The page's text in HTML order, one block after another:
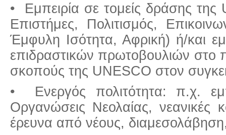
• Εμπειρία σε τομείς δράσης
Επιστήμες, Πολιτισμός,
Έμφυλη Ισότητα, Αφρική) ή/και
επιδραστικών πρωτοβουλιών στο
σκοπούς της UNESCO στον
• Ενεργός πολιτότητα: π.χ.
Οργανώσεις Νεολαίας, νεανικές
έρευνα από νέους,